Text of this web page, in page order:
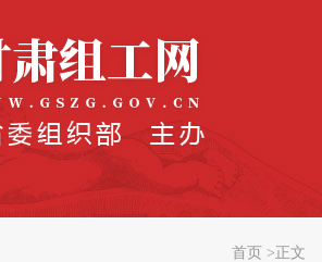
首页 > 正文